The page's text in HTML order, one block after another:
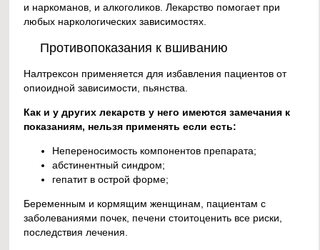
и наркоманов, и алкоголиков. Лекарство помогает при
любых наркологических зависимостях.
Противопоказания к вшиванию
Налтрексон применяется для избавления пациентов от
опиоидной зависимости, пьянства.
Как и у других лекарств у него имеются замечания к
показаниям, нельзя применять если есть:
Непереносимость компонентов препарата;
абстинентный синдром;
гепатит в острой форме;
Беременным и кормящим женщинам, пациентам с
заболеваниями почек, печени стоитоценить все риски,
последствия лечения.